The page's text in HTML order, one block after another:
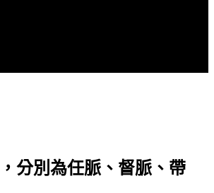
分別為任脈、督脈、帶